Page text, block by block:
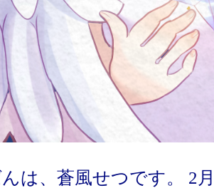
は、蒼風せつです。 2